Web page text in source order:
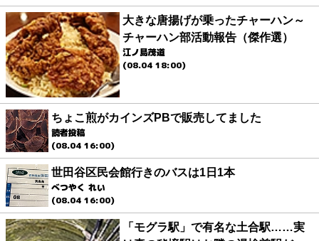
大きな唐揚げが乗ったチャーハン～
チャーハン部活動報告（傑作選）
江ノ島茂道
(08.04 18:00)
ちょこ煎がカインズPBで販売してました
読者投稿
(08.04 16:00)
世田谷区民会館行きのバスは1日1本
べつやく れい
(08.04 16:00)
「モグラ駅」で有名な土合駅……実